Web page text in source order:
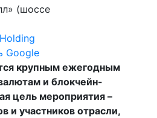
(шоссе
Google
крупным ежегодным
и блокчейн-
цель мероприятия –
и участников отрасли,